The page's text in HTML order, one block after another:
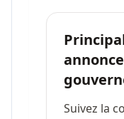
Suivez la